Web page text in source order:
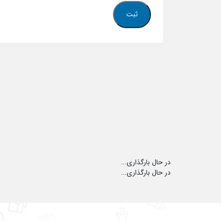
در حال بارگذاری...
در حال بارگذاری...